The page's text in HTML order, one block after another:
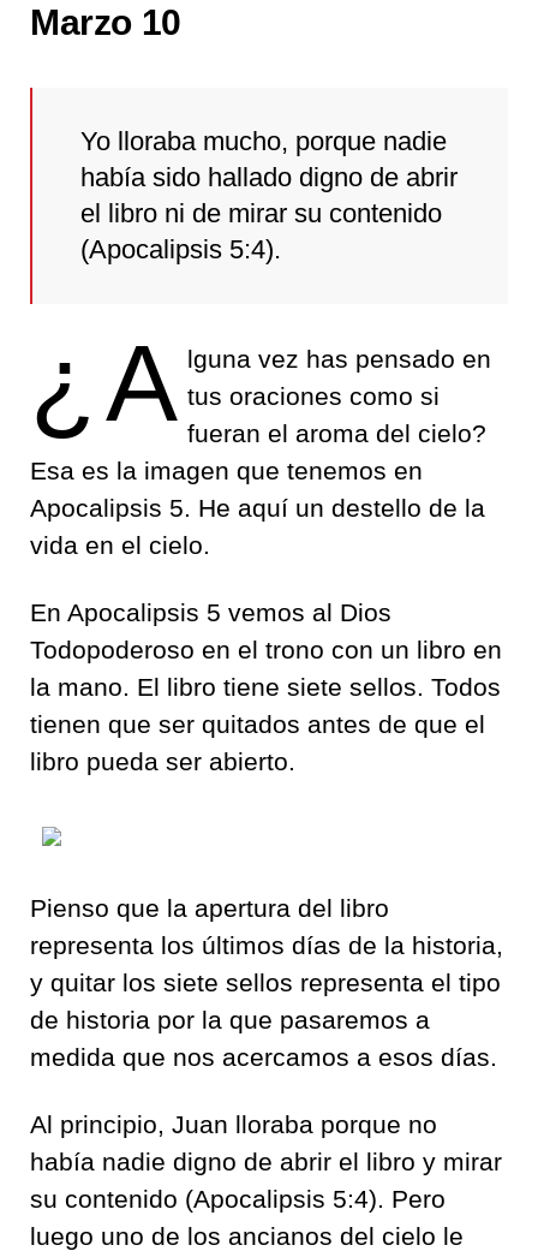
Marzo 10
Yo lloraba mucho, porque nadie
había sido hallado digno de abrir
el libro ni de mirar su contenido
(Apocalipsis 5:4).
¿A lguna vez has pensado en
tus oraciones como si
fueran el aroma del cielo?
Esa es la imagen que tenemos en
Apocalipsis 5. He aquí un destello de la
vida en el cielo.
En Apocalipsis 5 vemos al Dios
Todopoderoso en el trono con un libro en
la mano. El libro tiene siete sellos. Todos
tienen que ser quitados antes de que el
libro pueda ser abierto.
Pienso que la apertura del libro
representa los últimos días de la historia,
y quitar los siete sellos representa el tipo
de historia por la que pasaremos a
medida que nos acercamos a esos días.
Al principio, Juan lloraba porque no
había nadie digno de abrir el libro y mirar
su contenido (Apocalipsis 5:4). Pero
luego uno de los ancianos del cielo le